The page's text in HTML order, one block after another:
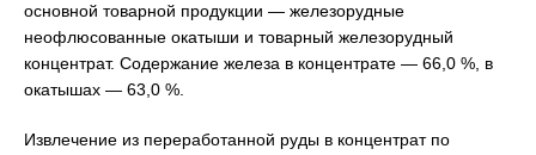
основной товарной продукции — железорудные
неофлюсованные окатыши и товарный железорудный
концентрат. Содержание железа в концентрате — 66,0 %, в
окатышах — 63,0 %.
Извлечение из переработанной руды в концентрат по